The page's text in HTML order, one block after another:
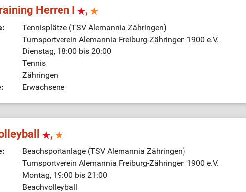
Herren I ,
Tennisplätze (TSV Alemannia Zähringen)
Turnsportverein Alemannia Freiburg-Zähringen 1900 e.V.
Dienstag, 18:00 bis 20:00
Tennis
Zähringen
Erwachsene
,
Beachsportanlage (TSV Alemannia Zähringen)
Turnsportverein Alemannia Freiburg-Zähringen 1900 e.V.
Montag, 19:00 bis 21:00
Beachvolleyball